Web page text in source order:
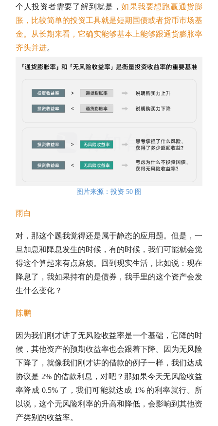
个人投资者需要了解到就是，如果我要想跑赢通货膨
胀，比较简单的投资工具就是短期国债或者货币市场基
金。从长期来看，它确实能够基本上能够跟通货膨胀率
齐头并进。
图片来源：投资 50 图
雨白
对，那这个题我觉得还是属于静态的应用题。但是，一
旦加息和降息发生的时候，有的时候，我们可能就会觉
得这个算起来有点麻烦。回到现实生活，比如说：现在
降息了，我如果持有的是债券，我手里的这个资产会发
生什么变化？
陈鹏
因为我们刚才讲了无风险收益率是一个基础，它降的时
候，其他资产的预期收益率也会跟着下降。因为无风险
下降了，就像我们刚才讲的借款的例子一样，我们达成
协议是 2% 的借款利息，对吧？那如果今天无风险收益
率降成 0.5% 了，我们可能就达成 1% 的利率就行。所
以说，这个无风险利率的升高和降低，会影响到其他资
产类别的收益率。